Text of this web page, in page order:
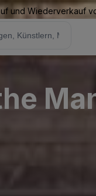
und Wiederverkauf